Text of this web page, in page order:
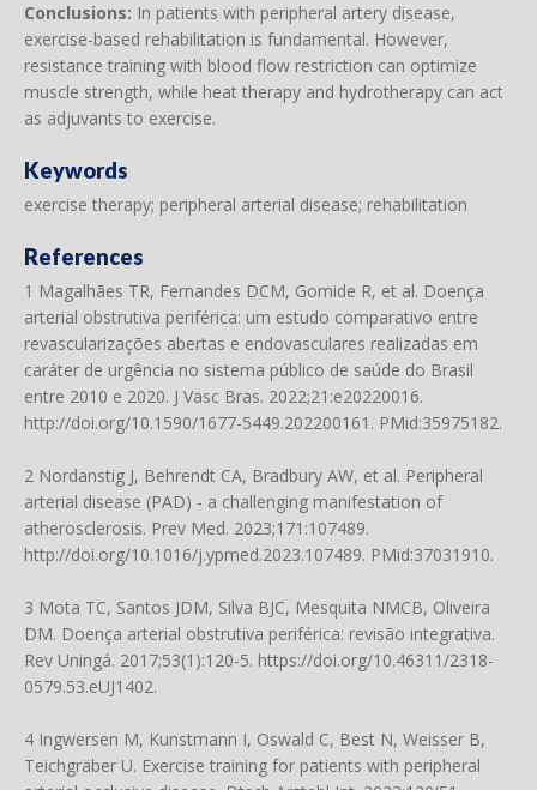
Conclusions: In patients with peripheral artery disease,
exercise-based rehabilitation is fundamental. However,
resistance training with blood flow restriction can optimize
muscle strength, while heat therapy and hydrotherapy can act
as adjuvants to exercise.
Keywords
exercise therapy; peripheral arterial disease; rehabilitation
References
1 Magalhães TR, Fernandes DCM, Gomide R, et al. Doença
arterial obstrutiva periférica: um estudo comparativo entre
revascularizações abertas e endovasculares realizadas em
caráter de urgência no sistema público de saúde do Brasil
entre 2010 e 2020. J Vasc Bras. 2022;21:e20220016.
http://doi.org/10.1590/1677-5449.202200161 . PMid:35975182.
2 Nordanstig J, Behrendt CA, Bradbury AW, et al. Peripheral
arterial disease (PAD) - a challenging manifestation of
atherosclerosis. Prev Med. 2023;171:107489.
http://doi.org/10.1016/j.ypmed.2023.107489. PMid:37031910.
3 Mota TC, Santos JDM, Silva BJC, Mesquita NMCB, Oliveira
DM. Doença arterial obstrutiva periférica: revisão integrativa.
Rev Uningá. 2017;53(1):120-5. https://doi.org/10.46311/2318-
0579.53.eUJ1402.
4 Ingwersen M, Kunstmann I, Oswald C, Best N, Weisser B,
Teichgräber U. Exercise training for patients with peripheral